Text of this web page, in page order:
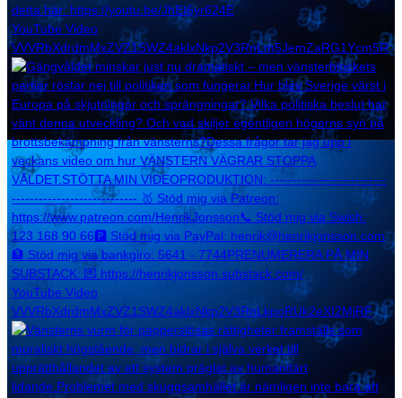
YouTube Video
VVVRbXdrdmMxZVZ1SWZ4aklxNkp2V3RnLm5JemZaRG1Ycm5R
YouTube Video
VVVRbXdrdmMxZVZ1SWZ4aklxNkp2V3RnLkpoRUk2eXI2MjRF